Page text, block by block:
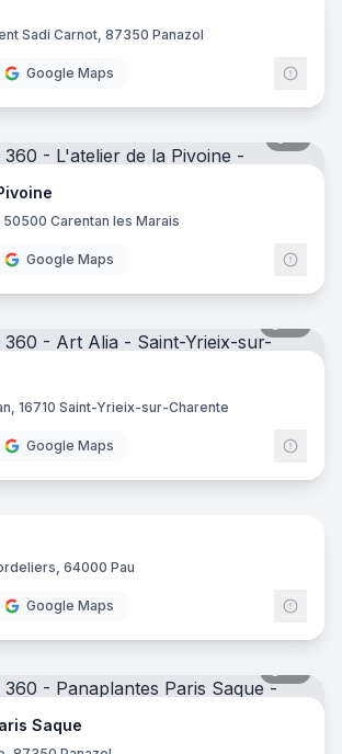
Sadi Carnot, 87350 Panazol
Google Maps
50500 Carentan les Marais
Google Maps
16710 Saint-Yrieix-sur-Charente
Google Maps
8
64000 Pau
Google Maps
Saque